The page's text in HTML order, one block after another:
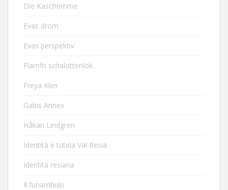
Die Kaschemme
Evas dröm
Evas perspektiv
Flarnfri schalottenlök
Freya Klier
Gabis Annex
Håkan Lindgren
Identità e tutela Val Resia
Identità resiana
Il funambulo